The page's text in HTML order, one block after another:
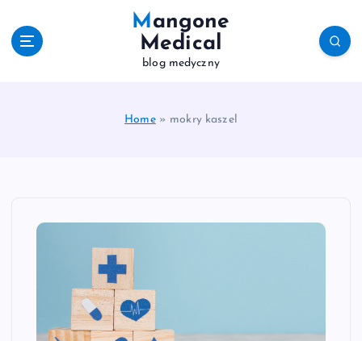
Mangone
Medical
blog medyczny
Home» mokry kaszel